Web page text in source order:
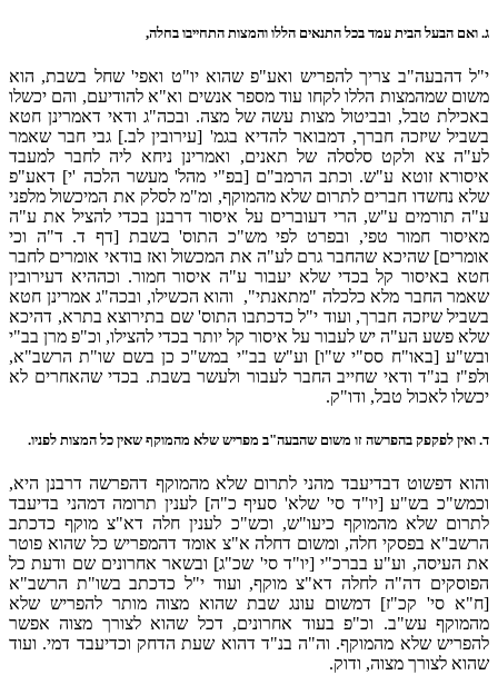
ג. ואם הבעל הבית עמד בכל התנאים הללו והמצות התחייבו בחלה,
י"ל דהבעה"ב צריך להפריש ואע"פ שהוא יו"ט ואפי' שחל בשבת, הוא
משום שמהמצות הללו לקחו עוד מספר אנשים וא"א להודיעם, והם יכשלו
באכילת טבל, ובביטול מצות עשה של מצה. ובכה"ג ודאי דאמרינן חטא
בשביל שיזכה חברך, דמבואר להדיא בגמ' [עירובין לב.] גבי חבר שאמר
לע"ה צא ולקט סלסלה של תאנים, ואמרינן ניחא ליה לחבר למעבד
איסורא זוטא ע"ש. וכתב הרמב"ם [בפ"י מהל' מעשר הלכה 'י] דאע"פ
שלא נחשדו חברים לתרום שלא מהמוקף, ומ"מ לסלק את המיכשול מלפני
ע"ה תורמים ע"ש, הרי דעוברים על איסור דרבנן בכדי להציל את ע"ה
מאיסור חמור טפי, ובפרט לפי מש"כ התוס' בשבת [דף ד. ד"ה וכי
אומרים] שהיכא שהחבר גרם לע"ה את המכשול ואז בודאי אומרים לחבר
חטא באיסור קל בכדי שלא יעבור ע"ה איסור חמור. וכההיא דעירובין
שאמר החבר מלא כלכלה "מתאנתי", והוא הכשילו, ובכה"ג אמרינן חטא
בשביל שיזכה חברך, ועוד י"ל כדכתבו התוס' שם בתירוצא בתרא, דהיכא
שלא פשע הע"ה יש לעבור על איסור קל יותר בכדי להצילו, וכ"פ מרן בב"י
ובש"ע [באו"ח סס"י ש"ו] וע"ש בב"י במש"כ כן בשם שו"ת הרשב"א,
ולפ"ז בנ"ד ודאי שחייב החבר לעבור ולעשר בשבת. בכדי שהאחרים לא
יכשלו לאכול טבל, ודו"ק.
ד. ואין לפקפק בהפרשה זו משום שהבעה"ב מפריש שלא מהמוקף שאין כל המצות לפניו.
והוא דפשוט דבדיעבד מהני לתרום שלא מהמוקף דהפרשה דרבנן היא,
וכמש"כ בש"ע [יו"ד סי' שלא' סעיף כ"ה] לענין תרומה דמהני בדיעבד
לתרום שלא מהמוקף כיעו"ש, וכש"כ לענין חלה דא"צ מוקף כדכתב
הרשב"א בפסקי חלה, ומשום דחלה א"צ אומד דהמפריש כל שהוא פוטר
את העיסה, וע"ע בברכ"י [יו"ד סי' שכ"ג] ובשאר אחרונים שם ודעת כל
הפוסקים דה"ה לחלה דא"צ מוקף, ועוד י"ל כדכתב בשו"ת הרשב"א
[ח"א סי' קכ"ז] דמשום עונג שבת שהוא מצוה מותר להפריש שלא
מהמוקף עש"ב. וכ"פ בעוד אחרונים, דכל שהוא לצורך מצוה אפשר
להפריש שלא מהמוקף. וה"ה בנ"ד דהוא שעת הדחק וכדיעבד דמי. ועוד
שהוא לצורך מצוה, ודוק.